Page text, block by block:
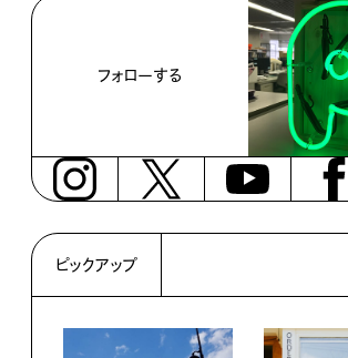
フォローする
ピックアップ